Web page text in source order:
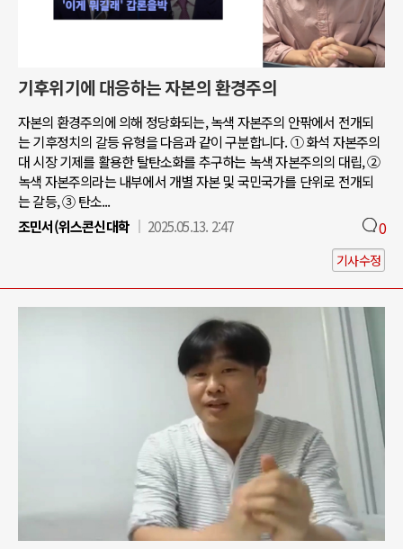
기후위기에 대응하는 자본의 환경주의
자본의 환경주의에 의해 정당화되는, 녹색 자본주의 안팎에서 전개되
는 기후정치의 갈등 유형을 다음과 같이 구분합니다. ① 화석 자본주의
대 시장 기제를 활용한 탈탄소화를 추구하는 녹색 자본주의의 대립, ②
녹색 자본주의라는 내부에서 개별 자본 및 국민국가를 단위로 전개되
는 갈등, ③ 탄소...
조민서(위스콘신대학
2025.05.13. 2:47 0
기사수정